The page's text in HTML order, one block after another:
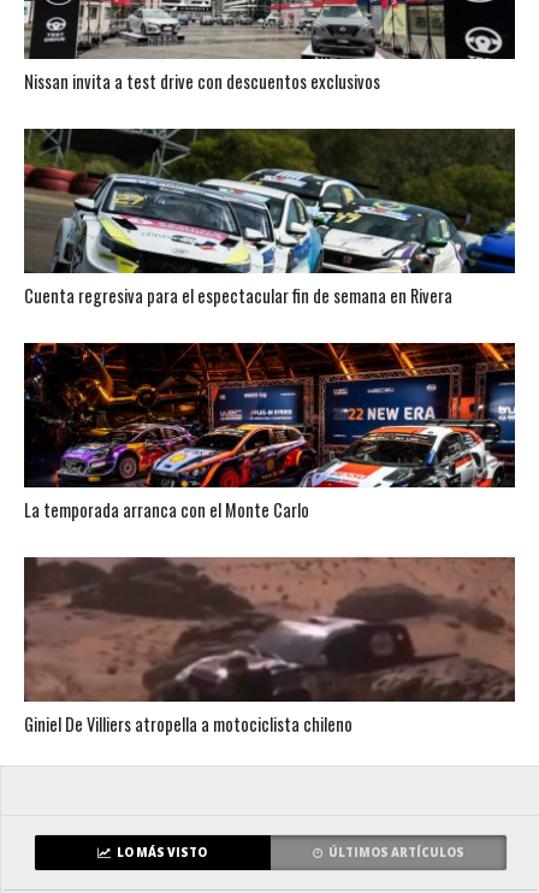
Nissan invita a test drive con descuentos exclusivos
Cuenta regresiva para el espectacular fin de semana en Rivera
La temporada arranca con el Monte Carlo
Giniel De Villiers atropella a motociclista chileno
LO MÁS VISTO ÚLTIMOS ARTÍCULOS